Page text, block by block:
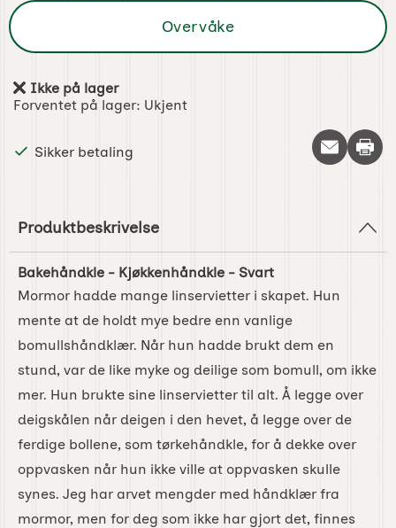
Overvåke
Produkttilgjengelighet:
Ikke på lager
Forventet på lager: Ukjent
Sikker betaling Skriv
Produktbeskrivelse
Bakehåndkle - Kjøkkenhåndkle - Svart
Mormor hadde mange linservietter i skapet. Hun
mente at de holdt mye bedre enn vanlige
bomullshåndklær. Når hun hadde brukt dem en
stund, var de like myke og deilige som bomull, om ikke
mer. Hun brukte sine linservietter til alt. Å legge over
deigskålen når deigen i den hevet, å legge over de
ferdige bollene, som tørkehåndkle, for å dekke over
oppvasken når hun ikke ville at oppvasken skulle
synes. Jeg har arvet mengder med håndklær fra
mormor, men for deg som ikke har gjort det, finnes